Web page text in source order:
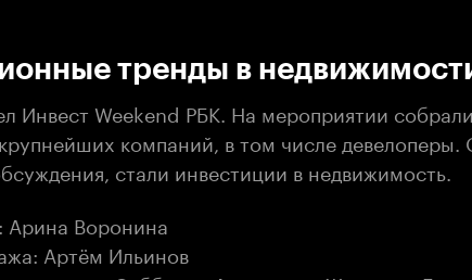
тренды в
Инвест Weekend РБК. На мероприятии
компаний, в том числе
стали инвестиции в недвижимость.
Арина Воронина
Артём Ильинов